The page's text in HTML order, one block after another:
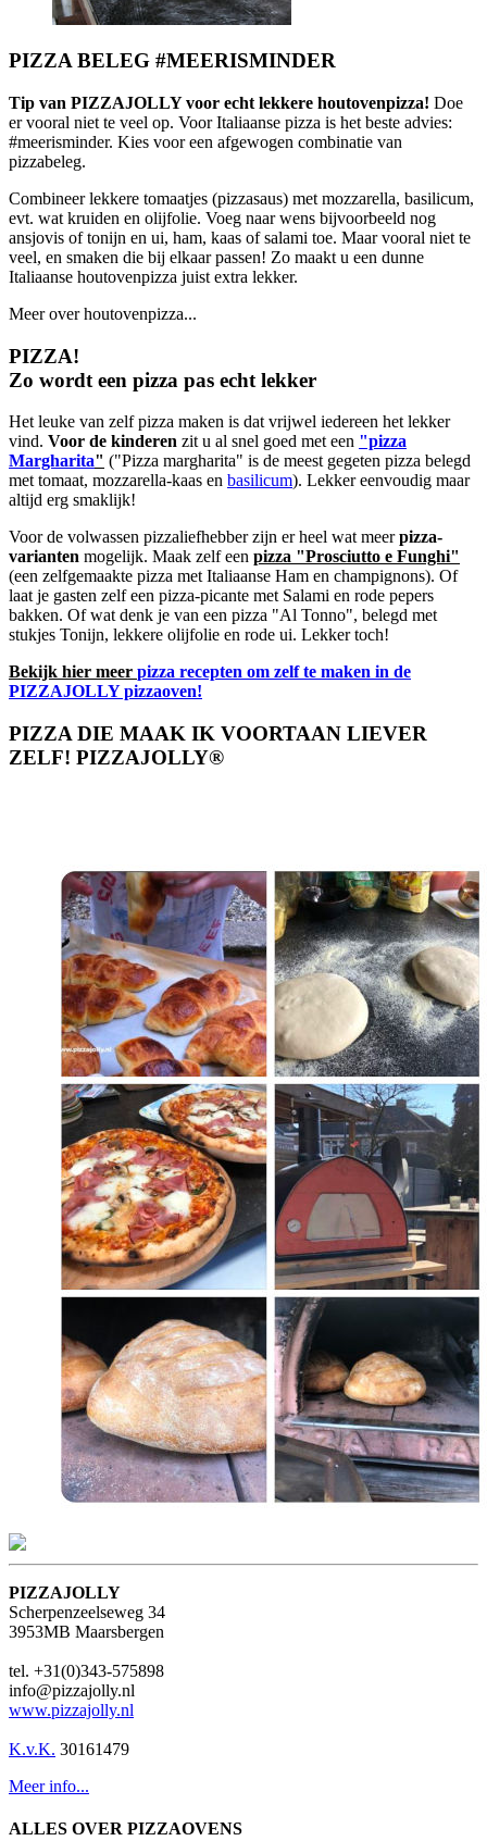
PIZZA BELEG #MEERISMINDER
Tip van PIZZAJOLLY voor echt lekkere houtovenpizza! Doe
er vooral niet te veel op. Voor Italiaanse pizza is het beste advies:
#meerisminder. Kies voor een afgewogen combinatie van
pizzabeleg.
Combineer lekkere tomaatjes (pizzasaus) met mozzarella, basilicum,
evt. wat kruiden en olijfolie. Voeg naar wens bijvoorbeeld nog
ansjovis of tonijn en ui, ham, kaas of salami toe. Maar vooral niet te
veel, en smaken die bij elkaar passen! Zo maakt u een dunne
Italiaanse houtovenpizza juist extra lekker.
Meer over houtovenpizza...
PIZZA!
Zo wordt een pizza pas echt lekker
Het leuke van zelf pizza maken is dat vrijwel iedereen het lekker
vind. Voor de kinderen zit u al snel goed met een "pizza
Margharita" ("Pizza margharita" is de meest gegeten pizza belegd
met tomaat, mozzarella-kaas en basilicum). Lekker eenvoudig maar
altijd erg smaklijk!
Voor de volwassen pizzaliefhebber zijn er heel wat meerpizza-
varianten mogelijk. Maak zelf een pizza "Prosciutto e Funghi"
(een zelfgemaakte pizza met Italiaanse Ham en champignons). Of
laat je gasten zelf een pizza-picante met Salami en rode pepers
bakken. Of wat denk je van een pizza "Al Tonno", belegd met
stukjes Tonijn, lekkere olijfolie en rode ui. Lekker toch!
Bekijk hier meer pizza recepten om zelf te maken in de
PIZZAJOLLY pizzaoven!
PIZZA DIE MAAK IK VOORTAAN LIEVER
ZELF! PIZZAJOLLY®
PIZZAJOLLY
Scherpenzeelseweg 34
3953MB Maarsbergen
tel. +31(0)343-575898
info@pizzajolly.nl
www.pizzajolly.nl
K.v.K. 30161479
Meer info...
ALLES OVER PIZZAOVENS